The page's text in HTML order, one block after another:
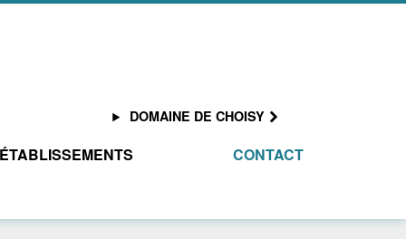
CONTACT
DOMAINE DE CHOISY